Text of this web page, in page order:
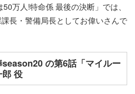
万人!特命係 最後の決断」では、
長・ 警備局長としてお偉いさんで
season20 の第6話「マイルー
役